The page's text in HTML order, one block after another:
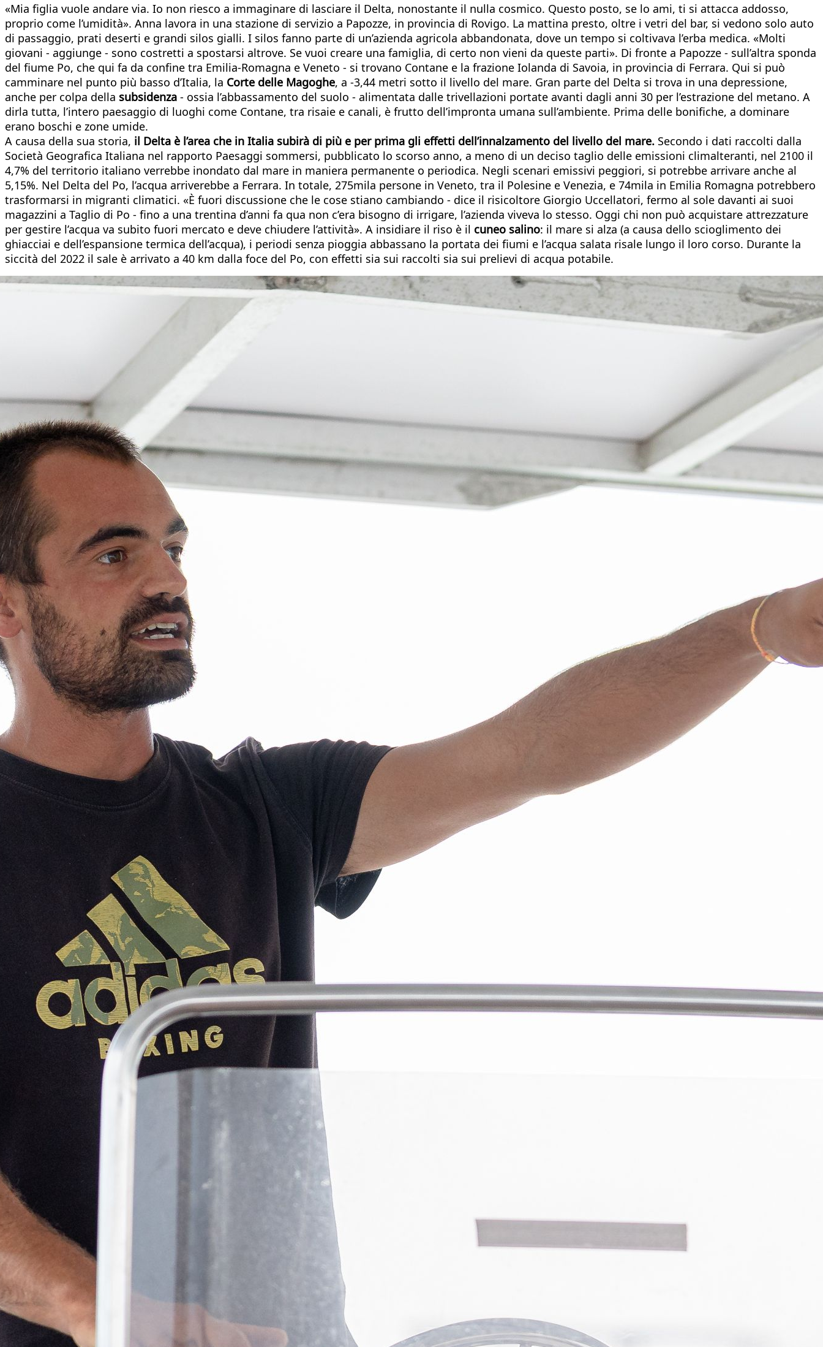
«Mia figlia vuole andare via. Io non riesco a immaginare di lasciare il Delta, nonostante il nulla cosmico. Questo posto, se lo ami, ti si attacca addosso,
proprio come l’umidità». Anna lavora in una stazione di servizio a Papozze, in provincia di Rovigo. La mattina presto, oltre i vetri del bar, si vedono solo auto
di passaggio, prati deserti e grandi silos gialli. I silos fanno parte di un’azienda agricola abbandonata, dove un tempo si coltivava l’erba medica. «Molti
giovani - aggiunge - sono costretti a spostarsi altrove. Se vuoi creare una famiglia, di certo non vieni da queste parti». Di fronte a Papozze - sull’altra sponda
del fiume Po, che qui fa da confine tra Emilia-Romagna e Veneto - si trovano Contane e la frazione Iolanda di Savoia, in provincia di Ferrara. Qui si può
camminare nel punto più basso d’Italia, la Corte delle Magoghe, a -3,44 metri sotto il livello del mare. Gran parte del Delta si trova in una depressione,
anche per colpa della subsidenza - ossia l’abbassamento del suolo - alimentata dalle trivellazioni portate avanti dagli anni 30 per l’estrazione del metano. A
dirla tutta, l’intero paesaggio di luoghi come Contane, tra risaie e canali, è frutto dell’impronta umana sull’ambiente. Prima delle bonifiche, a dominare
erano boschi e zone umide.
A causa della sua storia, il Delta è l’area che in Italia subirà di più e per prima gli effetti dell’innalzamento del livello del mare. Secondo i dati raccolti dalla
Società Geografica Italiana nel rapporto Paesaggi sommersi, pubblicato lo scorso anno, a meno di un deciso taglio delle emissioni climalteranti, nel 2100 il
4,7% del territorio italiano verrebbe inondato dal mare in maniera permanente o periodica. Negli scenari emissivi peggiori, si potrebbe arrivare anche al
5,15%. Nel Delta del Po, l’acqua arriverebbe a Ferrara. In totale, 275mila persone in Veneto, tra il Polesine e Venezia, e 74mila in Emilia Romagna potrebbero
trasformarsi in migranti climatici. «È fuori discussione che le cose stiano cambiando - dice il risicoltore Giorgio Uccellatori, fermo al sole davanti ai suoi
magazzini a Taglio di Po - fino a una trentina d’anni fa qua non c’era bisogno di irrigare, l’azienda viveva lo stesso. Oggi chi non può acquistare attrezzature
per gestire l’acqua va subito fuori mercato e deve chiudere l’attività». A insidiare il riso è il cuneo salino: il mare si alza (a causa dello scioglimento dei
ghiacciai e dell’espansione termica dell’acqua), i periodi senza pioggia abbassano la portata dei fiumi e l’acqua salata risale lungo il loro corso. Durante la
siccità del 2022 il sale è arrivato a 40 km dalla foce del Po, con effetti sia sui raccolti sia sui prelievi di acqua potabile.